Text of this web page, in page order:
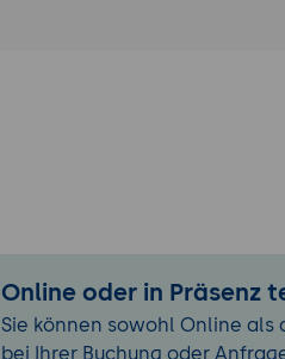
Kategorien
Was sind
Online oder in Präsenz
Sie können sowohl Online als
bei Ihrer Buchung oder